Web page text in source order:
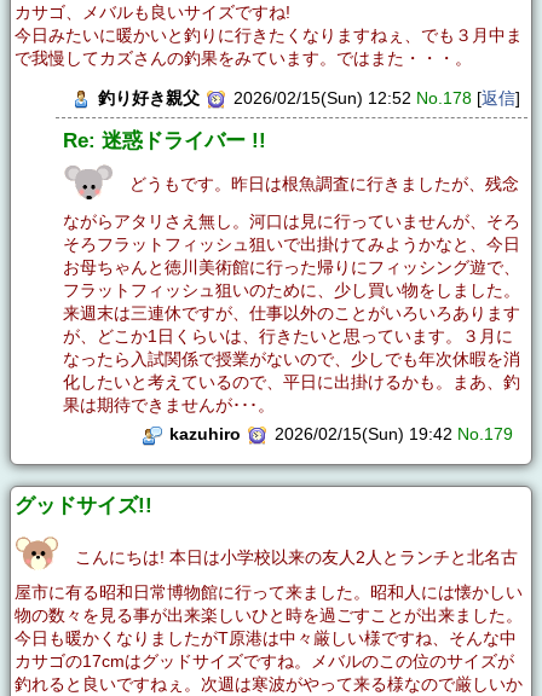
カサゴ、メバルも良いサイズですね!
今日みたいに暖かいと釣りに行きたくなりますねぇ、でも３月中ま
で我慢してカズさんの釣果をみています。ではまた・・・。
釣り好き親父 2026/02/15(Sun) 12:52 No.178 [返信]
Re: 迷惑ドライバー !!
どうもです。昨日は根魚調査に行きましたが、残念
ながらアタリさえ無し。河口は見に行っていませんが、そろ
そろフラットフィッシュ狙いで出掛けてみようかなと、今日
お母ちゃんと徳川美術館に行った帰りにフィッシング遊で、
フラットフィッシュ狙いのために、少し買い物をしました。
来週末は三連休ですが、仕事以外のことがいろいろあります
が、どこか1日くらいは、行きたいと思っています。３月に
なったら入試関係で授業がないので、少しでも年次休暇を消
化したいと考えているので、平日に出掛けるかも。まあ、釣
果は期待できませんが･･･。
kazuhiro
2026/02/15(Sun) 19:42 No.179
グッドサイズ!!
こんにちは! 本日は小学校以来の友人2人とランチと北名古
屋市に有る昭和日常博物館に行って来ました。昭和人には懐かしい
物の数々を見る事が出来楽しいひと時を過ごすことが出来ました。
今日も暖かくなりましたがT原港は中々厳しい様ですね、そんな中
カサゴの17cmはグッドサイズですね。メバルのこの位のサイズが
釣れると良いですねぇ。次週は寒波がやって来る様なので厳しいか